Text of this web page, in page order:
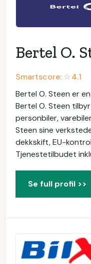
Bertel O.
Smartscore: ☆4.1
Bertel O. Steen er
Bertel O. Steen
personbiler,
Steen sine
dekkskift, EU-
Tjenestetilbudet
Se full profil >>